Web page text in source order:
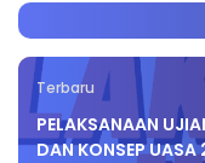
Terbaru
PELAKSANAAN
DAN KONSEP